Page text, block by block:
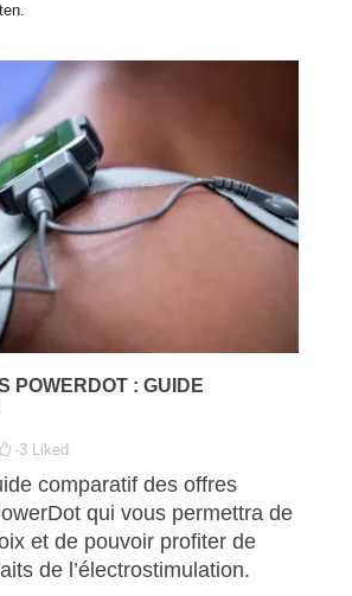
POWERDOT : GUIDE
-3 Liked
comparatif des offres
qui vous permettra de
et de pouvoir profiter de
de l’électrostimulation.